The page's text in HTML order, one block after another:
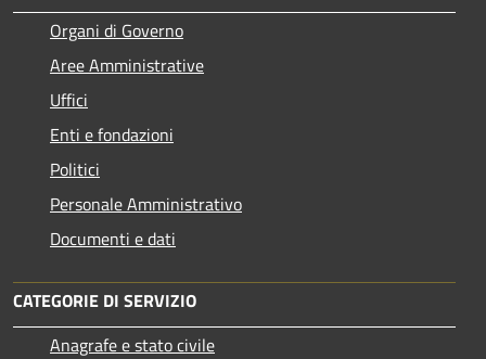
Organi di Governo
Aree Amministrative
Uffici
Enti e fondazioni
Politici
Personale Amministrativo
Documenti e dati
CATEGORIE DI SERVIZIO
Anagrafe e stato civile